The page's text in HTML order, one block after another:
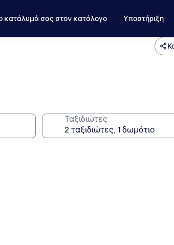
κατάλυμά σας στον κατάλογο Υποστήριξη
Ταξιδιώτες